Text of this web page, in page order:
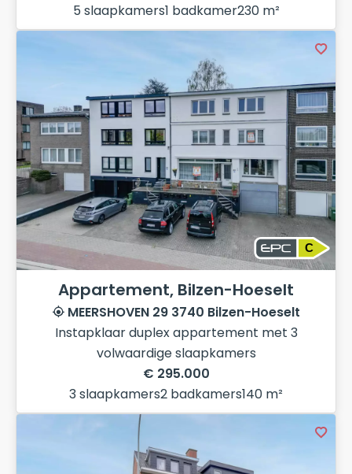
5 slaapkamers1 badkamer230 m²
C
Appartement, Bilzen-Hoeselt
MEERSHOVEN 29 3740 Bilzen-Hoeselt
Instapklaar duplex appartement met 3
volwaardige slaapkamers
€ 295.000
3 slaapkamers2 badkamers140 m²